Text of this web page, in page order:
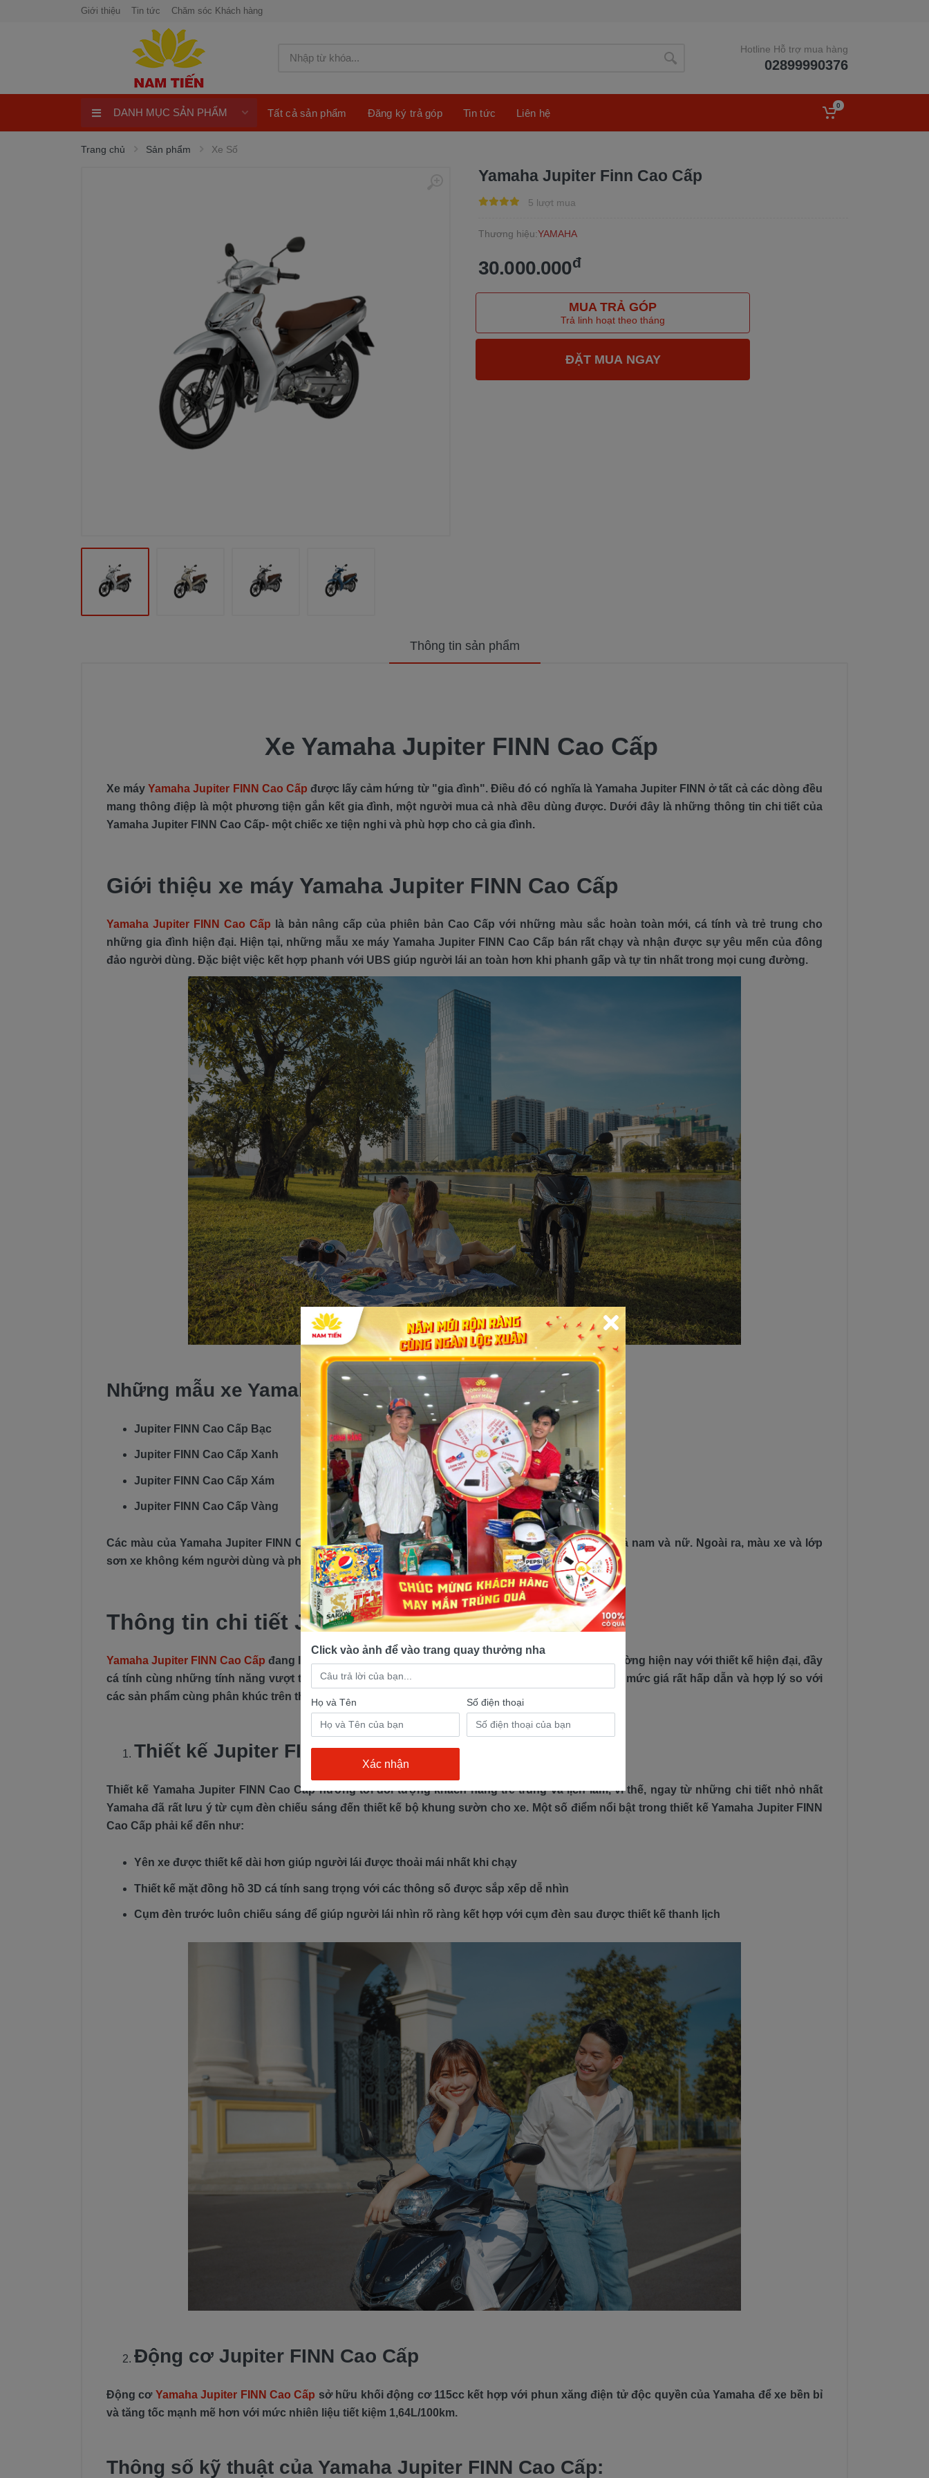
Giới thiệu Tin tức Chăm sóc Khách hàng
Hotline Hỗ trợ mua hàng
02899990376
Xe Tay Côn
DANH MỤC SẢN PHẨM Tất cả sản phẩm Đăng ký trả góp Tin tức Liên hệ
0
Trang chủ Sản phẩm Xe Số
Yamaha Jupiter Finn Cao Cấp
5 lượt mua
Thương hiệu:YAMAHA
30.000.000đ
MUA TRẢ GÓP
Trả linh hoạt theo tháng
Thông tin sản phẩm
Xe Yamaha Jupiter FINN Cao Cấp
Xe máyYamaha Jupiter FINN Cao Cấp được lấy cảm hứng từ "gia đình". Điều đó có nghĩa là Yamaha Jupiter FINN ở tất cả các dòng đều
mang thông điệp là một phương tiện gắn kết gia đình, một người mua cả nhà đều dùng được. Dưới đây là những thông tin chi tiết của
Yamaha Jupiter FINN Cao Cấp- một chiếc xe tiện nghi và phù hợp cho cả gia đình.
Giới thiệu xe máy Yamaha Jupiter FINN Cao Cấp
Yamaha Jupiter FINN Cao Cấp là bản nâng cấp của phiên bản Cao Cấp với những màu sắc hoàn toàn mới, cá tính và trẻ trung cho
những gia đình hiện đại. Hiện tại, những mẫu xe máy Yamaha Jupiter FINN Cao Cấp bán rất chạy và nhận được sự yêu mến của đông
đảo người dùng. Đặc biệt việc kết hợp phanh với UBS giúp người lái an toàn hơn khi phanh gấp và tự tin nhất trong mọi cung đường.
Những mẫu xe Yamaha Jupiter FINN Cao Cấp:
Jupiter FINN Cao Cấp Bạc
Jupiter FINN Cao Cấp Xanh
Jupiter FINN Cao Cấp Xám
Jupiter FINN Cao Cấp Vàng
Các màu của Yamaha Jupiter FINN Cap Cấp là những màu dễ sử dụng, có thể được dùng cho cả nam và nữ. Ngoài ra, màu xe và lớp
sơn xe không kém người dùng và phù hợp sử dụng cho vài chục năm nữa mà không lo lỗi thời.
Thông tin chi tiết Jupiter FINN Cao Cấp
Yamaha Jupiter FINN Cao Cấp đang là một trong những mẫu xe số được yêu thích nhất trên thị trường hiện nay với thiết kế hiện đại, đầy
cá tính cùng những tính năng vượt trội. Với mức giá chỉ 28.000.000 VNĐ đã bao gồm thuế, đây là mức giá rất hấp dẫn và hợp lý so với
các sản phẩm cùng phân khúc trên thị trường.
Thiết kế Jupiter FINN Cao Cấp
Thiết kế Yamaha Jupiter FINN Cao Cấp hướng tới đối tượng khách hàng trẻ trung và lịch lãm, vì thế, ngay từ những chi tiết nhỏ nhất
Yamaha đã rất lưu ý từ cụm đèn chiếu sáng đến thiết kế bộ khung sườn cho xe. Một số điểm nổi bật trong thiết kế Yamaha Jupiter FINN
Cao Cấp phải kể đến như:
Yên xe được thiết kế dài hơn giúp người lái được thoải mái nhất khi chạy
Thiết kế mặt đồng hồ 3D cá tính sang trọng với các thông số được sắp xếp dễ nhìn
Cụm đèn trước luôn chiếu sáng để giúp người lái nhìn rõ ràng kết hợp với cụm đèn sau được thiết kế thanh lịch
Động cơ Jupiter FINN Cao Cấp
Động cơ Yamaha Jupiter FINN Cao Cấp sở hữu khối động cơ 115cc kết hợp với phun xăng điện tử độc quyền của Yamaha để xe bền bỉ
và tăng tốc mạnh mẽ hơn với mức nhiên liệu tiết kiệm 1,64L/100km.
Thông số kỹ thuật của Yamaha Jupiter FINN Cao Cấp:
Click vào ảnh để vào trang quay thưởng nha
Họ và Tên Số điện thoại